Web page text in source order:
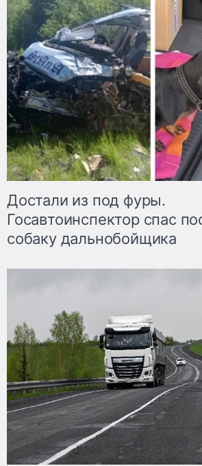
Достали из под фуры.
Госавтоинспектор спас
собаку дальнобойщика